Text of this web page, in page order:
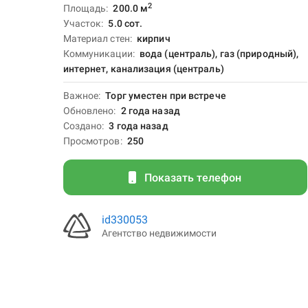
Площадь 200.0 м2
Участок
5.0 сот.
Материал стен
кирпич
Коммуникации
вода (централь), газ (природный),
интернет, канализация (централь)
Важное
Торг уместен при встрече
Обновлено
2 года назад
Создано
3 года назад
Просмотров
250
Показать телефон
id330053
Агентство недвижимости